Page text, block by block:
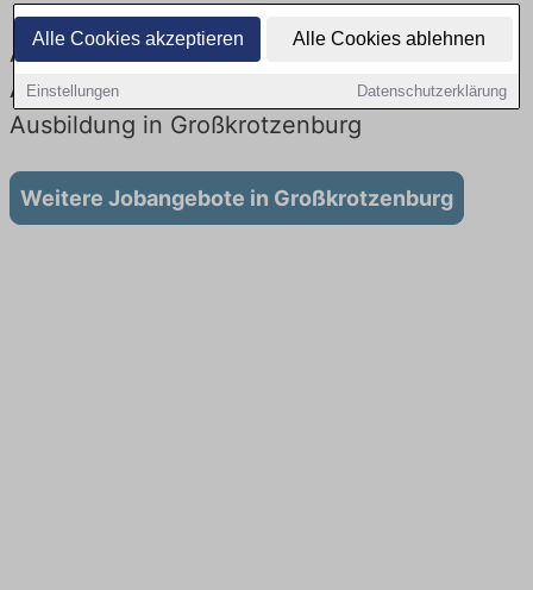
Alle Cookies akzeptieren Alle Cookies ablehnen
Einstellungen Datenschutzerklärung
Ausbildung in Großkrotzenburg bei der Bahn:
Aktuell gibt es keine Stellenangebote für
Ausbildung in Großkrotzenburg
Weitere Jobangebote in Großkrotzenburg